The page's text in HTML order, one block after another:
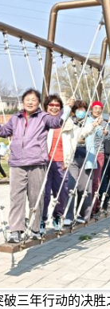
年行动的决胜